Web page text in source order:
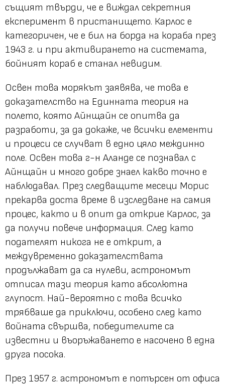
същият твърди, че е виждал секретния
експеримент в пристанището. Карлос е
категоричен, че е бил на борда на кораба през
1943 г. и при активирането на системата,
бойният кораб е станал невидим.
Освен това морякът заявява, че това е
доказателство на Единната теория на
полето, която Айнщайн се опитва да
разработи, за да докаже, че всички елементи
и процеси се случват в едно цяло междинно
поле. Освен това г-н Аланде се познавал с
Айнщайн и много добре знаел какво точно е
наблюдавал. През следващите месеци Морис
прекарва доста време в изследване на самия
процес, както и в опит да открие Карлос, за
да получи повече информация. След като
подателят никога не е открит, а
междувременно доказателствата
продължават да са нулеви, астрономът
отписал тази теория като абсолютна
глупост. Най-вероятно с това всичко
трябваше да приключи, особено след като
войната свършва, победителите са
известни и въоръжаването е насочено в една
друга посока.
През 1957 г. астрономът е потърсен от офиса